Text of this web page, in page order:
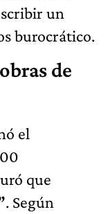
un
burocrático.
de
el
que
. Según